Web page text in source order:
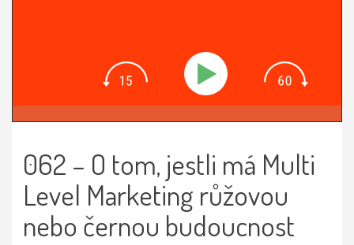
062 – O tom, jestli má Multi
Level Marketing růžovou
nebo černou budoucnost